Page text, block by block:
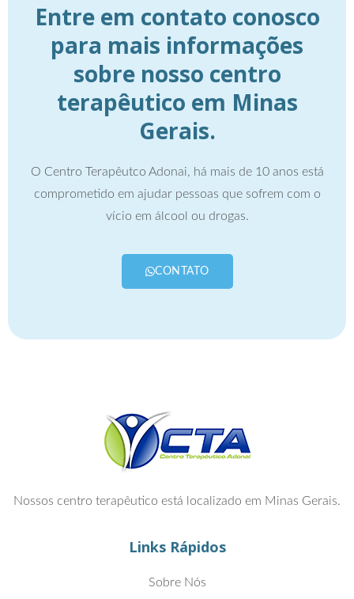
Entre em contato conosco
para mais informações
sobre nosso centro
terapêutico em Minas
Gerais.
O Centro Terapêutco Adonai, há mais de 10 anos está
comprometido em ajudar pessoas que sofrem com o
vício em álcool ou drogas.
CONTATO
Nossos centro terapêutico está localizado em Minas Gerais.
Links Rápidos
Sobre Nós